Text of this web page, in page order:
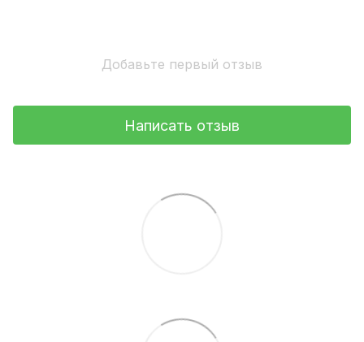
Добавьте первый отзыв
Написать отзыв